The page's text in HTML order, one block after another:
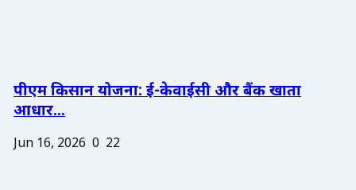
पीएम किसान योजना: ई-केवाईसी और बैंक खाता
आधार...
Jun 16, 2026 0 22